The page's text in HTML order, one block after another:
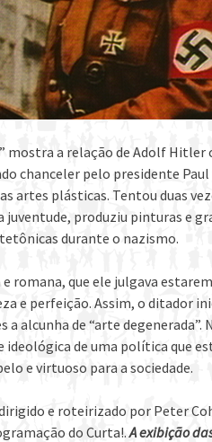
” mostra a relação de Adolf Hitler
chanceler pelo presidente
artes plásticas. Tentou duas
produziu pinturas e
durante o nazismo.
romana, que ele julgava
e perfeição. Assim, o ditador
alcunha de “arte degenerada”.
de uma política que
e virtuoso para a sociedade.
e roteirizado por Peter
do Curta!.A exibição